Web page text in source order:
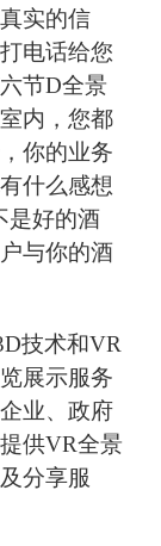
实的信
电话给您
节D全景
内，您都
你的业务
什么感想
是好的酒
与你的酒
技术和VR
展示服务
业、政府
供VR全景
分享服